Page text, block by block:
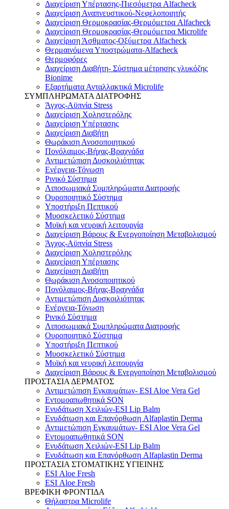
Διαχείριση Υπέρτασης-Πιεσόμετρα Alfacheck
Διαχείριση Αναπνευστικού-Νεφελοποιητής
Διαχείριση Θερμοκρασίας-Θερμόμετρα Alfacheck
Διαχείριση Θερμοκρασίας-Θερμόμετρα Microlife
Διαχείριση Άσθματος-Οξύμετρα Alfacheck
Θερμαινόμενα Υποστρώματα-Alfacheck
Θερμοφόρες
Διαχείριση Διαβήτη- Σύστημα μέτρησης γλυκόζης
Bionime
Εξαρτήματα Ανταλλακτικά Microlife
ΣΥΜΠΛΗΡΩΜΑΤΑ ΔΙΑΤΡΟΦΗΣ
Άγχος-Αϋπνία Stress
Διαχείριση Χοληστερόλης
Διαχείριση Υπέρτασης
Διαχείριση Διαβήτη
Θωράκιση Ανοσοποιητικού
Πονόλαιμος-Βήχας-Βραχνάδα
Αντιμετώπιση Δυσκοιλιότητας
Eνέργεια-Τόνωση
Ρινικό Σύστημα
Λιποσωμιακά Συμπληρώματα Διατροφής
Ουροποιητικό Σύστημα
Υποστήριξη Πεπτικού
Μυοσκελετικό Σύστημα
Μυϊκή και νευρική λειτουργία
Διαχείριση Βάρους & Ενεργοποίηση Μεταβολισμού
Άγχος-Αϋπνία Stress
Διαχείριση Χοληστερόλης
Διαχείριση Υπέρτασης
Διαχείριση Διαβήτη
Θωράκιση Ανοσοποιητικού
Πονόλαιμος-Βήχας-Βραχνάδα
Αντιμετώπιση Δυσκοιλιότητας
Eνέργεια-Τόνωση
Ρινικό Σύστημα
Λιποσωμιακά Συμπληρώματα Διατροφής
Ουροποιητικό Σύστημα
Υποστήριξη Πεπτικού
Μυοσκελετικό Σύστημα
Μυϊκή και νευρική λειτουργία
Διαχείριση Βάρους & Ενεργοποίηση Μεταβολισμού
ΠΡΟΣΤΑΣΙΑ ΔΕΡΜΑΤΟΣ
Αντιμετώπιση Εγκαυμάτων- ESI Aloe Vera Gel
Εντομοαπωθητικά SON
Ενυδάτωση Χειλιών-ESI Lip Balm
Ενυδάτωση και Επανόρθωση Alfaplastin Derma
Αντιμετώπιση Εγκαυμάτων- ESI Aloe Vera Gel
Εντομοαπωθητικά SON
Ενυδάτωση Χειλιών-ESI Lip Balm
Ενυδάτωση και Επανόρθωση Alfaplastin Derma
ΠΡΟΣΤΑΣΙΑ ΣΤΟΜΑΤΙΚΗΣ ΥΓΙΕΙΝΗΣ
ESI Αloe Fresh
ESI Αloe Fresh
ΒΡΕΦΙΚΗ ΦΡΟΝΤΙΔΑ
Θήλαστρα Microlife